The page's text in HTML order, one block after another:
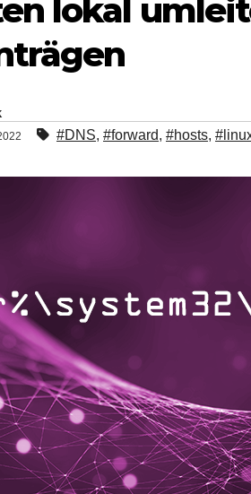
lokal
#DNS, #forward, #hosts,